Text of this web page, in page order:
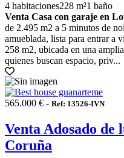
4 habitaciones228 m²1 baño
Venta Casa con garaje en
de 2.495 m2 a 5 minutos de
amueblada, lista para entrar a
258 m2, ubicada en una
quienes buscan espacio, priv...
565.000 € - Ref: 13526-IVN
Venta Adosado de
Coruña